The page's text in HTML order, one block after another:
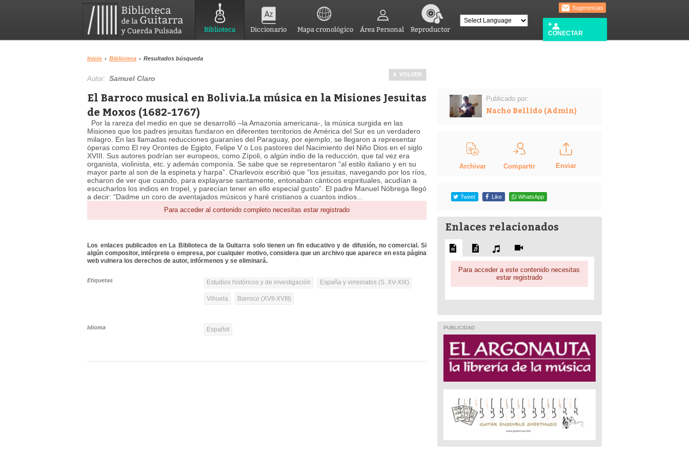
Biblioteca Diccionario Mapa cronológico Área Personal Reproductor
Sugerencias
CONECTAR
Inicio › Biblioteca › Resultados búsqueda
VOLVER
Autor:Samuel Claro
El Barroco musical en Bolivia.La música en la Misiones Jesuitas
de Moxos (1682-1767)
Por la rareza del medio en que se desarrolló –la Amazonia americana-, la música surgida en las
Misiones que los padres jesuitas fundaron en diferentes territorios de América del Sur es un verdadero
milagro. En las llamadas reducciones guaraníes del Paraguay, por ejemplo, se llegaron a representar
óperas como El rey Orontes de Egipto, Felipe V o Los pastores del Nacimiento del Niño Dios en el siglo
XVIII. Sus autores podrían ser europeos, como Zípoli, o algún indio de la reducción, que tal vez era
organista, violinista, etc. y además componía. Se sabe que se representaron “al estilo italiano y en su
mayor parte al son de la espineta y harpa”. Charlevoix escribió que “los jesuitas, navegando por los ríos,
echaron de ver que cuando, para explayarse santamente, entonaban cánticos espirituales, acudían a
escucharlos los indios en tropel, y parecían tener en ello especial gusto”. El padre Manuel Nóbrega llegó
a decir: “Dadme un coro de aventajados músicos y haré cristianos a cuantos indios...
Para acceder al contenido completo necesitas estar registrado
Los enlaces publicados en La Biblioteca de la Guitarra solo tienen un fin educativo y de difusión, no comercial. Si
algún compositor, intérprete o empresa, por cualquier motivo, considera que un archivo que aparece en esta página
web vulnera los derechos de autor, infórmenos y se eliminará.
Etiquetas Estudios históricos y de investigación España y virreinatos (S. XV-XIX)
Vihuela Barroco (XVII-XVIII)
Idioma Español
Publicado por:
Nacho Bellido (Admin)
Archivar Compartir Enviar
Tweet Like WhatsApp
Enlaces relacionados
Para acceder a este contenido necesitas
estar registrado
PUBLICIDAD